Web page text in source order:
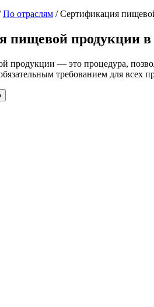
По отраслям /Сертификация
пищевой продукции
продукции — это процедура,
требованием для всех